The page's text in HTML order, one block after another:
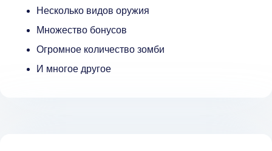
Несколько видов оружия
Множество бонусов
Огромное количество зомби
И многое другое